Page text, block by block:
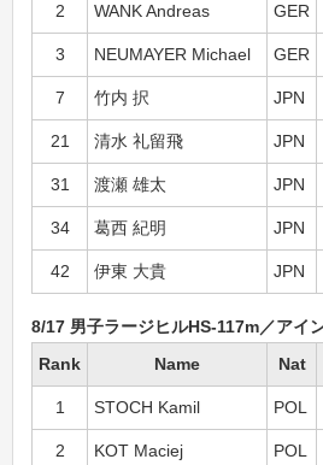
2 WANK Andreas GER
3 NEUMAYER Michael GER
7 竹内 択 JPN
21 清水 礼留飛 JPN
31 渡瀬 雄太 JPN
34 葛西 紀明 JPN
42 伊東 大貴 JPN
8/17 男子ラージヒルHS-117m／アイ
Rank
Name Nat
1 STOCH Kamil POL
2 KOT Maciej POL